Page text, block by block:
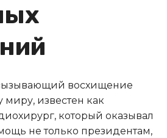
восхищение
миру, известен как
который оказывал
не только президентам,